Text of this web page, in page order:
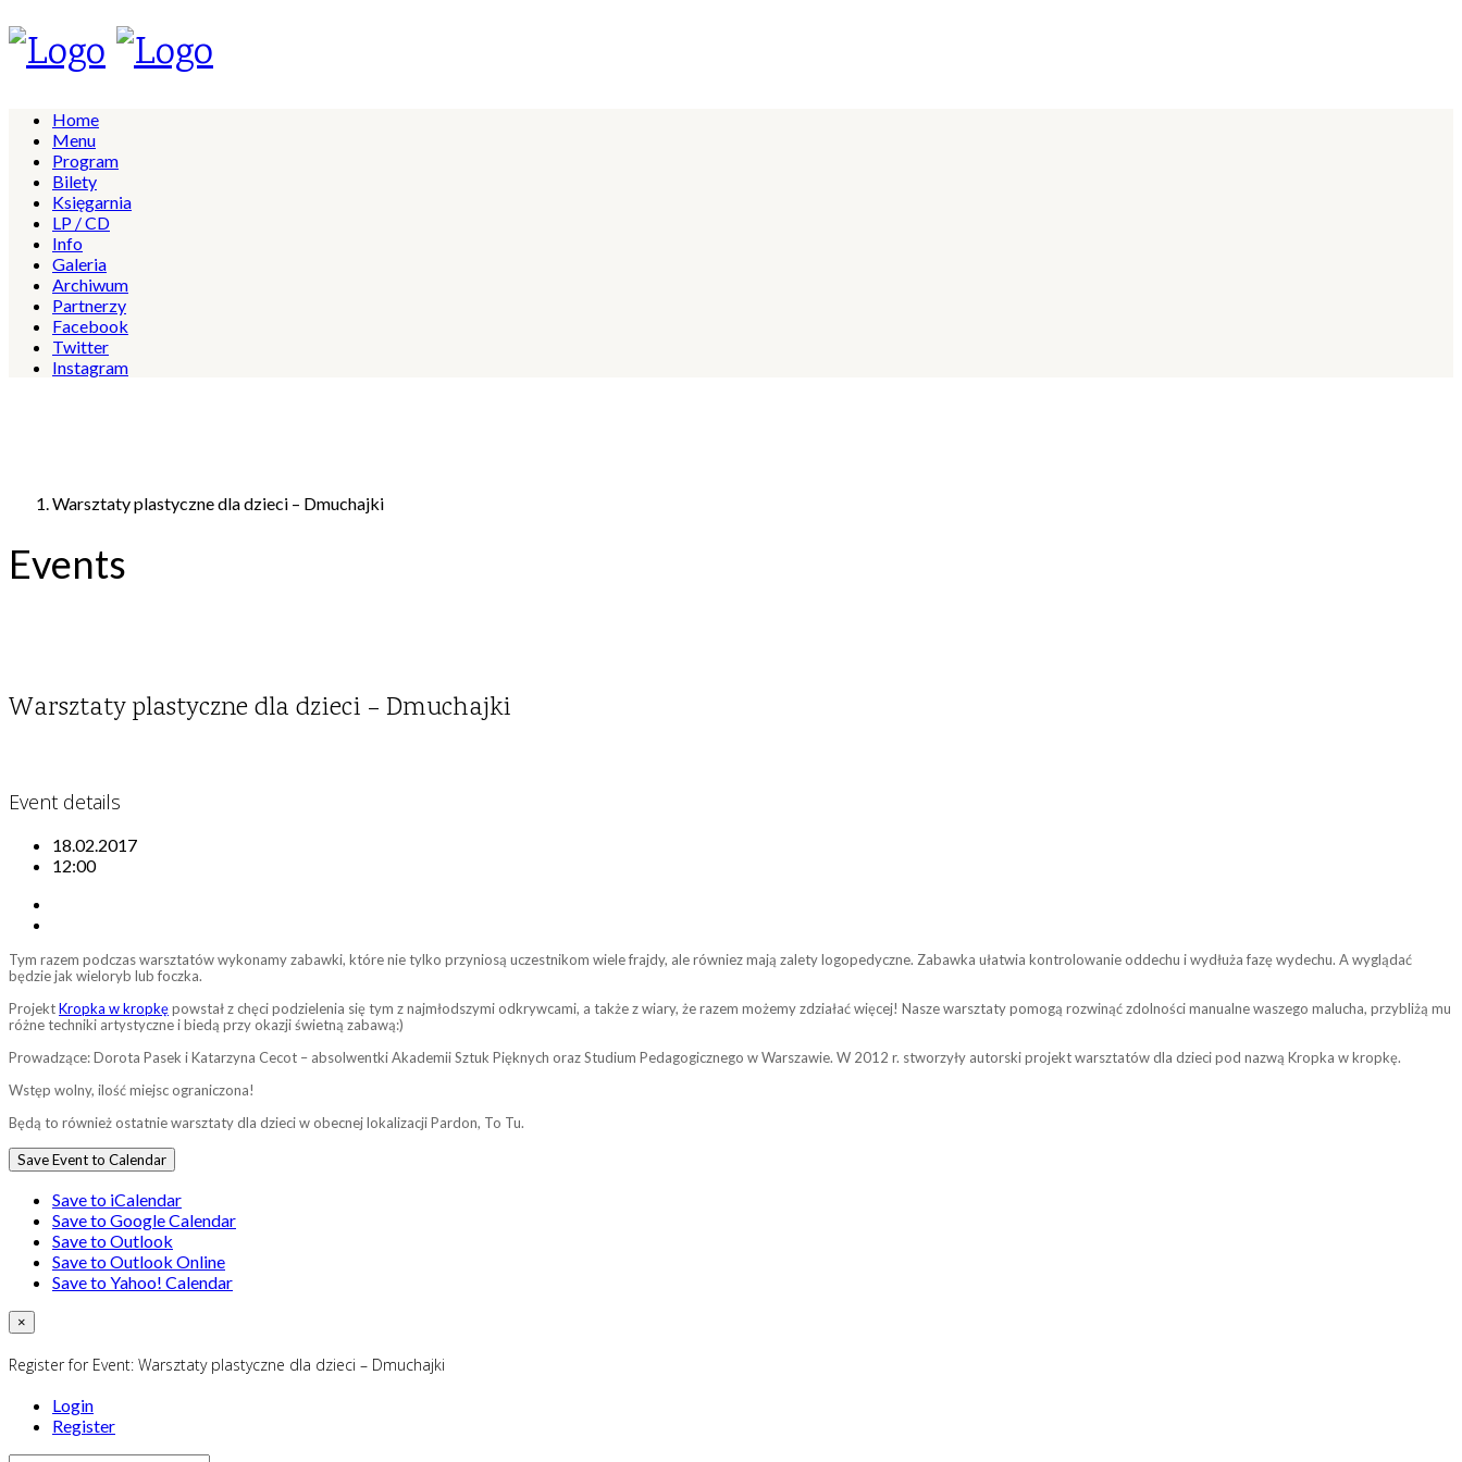
Home
Menu
Program
Bilety
Księgarnia
LP / CD
Info
Galeria
Archiwum
Partnerzy
Facebook
Twitter
Instagram
Warsztaty plastyczne dla dzieci – Dmuchajki
Events
Warsztaty plastyczne dla dzieci – Dmuchajki
Event details
18.02.2017
12:00
Tym razem podczas warsztatów wykonamy zabawki, które nie tylko przyniosą uczestnikom wiele frajdy, ale równiez mają zalety logopedyczne. Zabawka ułatwia kontrolowanie oddechu i wydłuża fazę wydechu. A wyglądać
będzie jak wieloryb lub foczka.
ProjektKropka w kropkępowstał z chęci podzielenia się tym z najmłodszymi odkrywcami, a także z wiary, że razem możemy zdziałać więcej! Nasze warsztaty pomogą rozwinąć zdolności manualne waszego malucha, przybliżą mu
różne techniki artystyczne i biedą przy okazji świetną zabawą:)
Prowadzące: Dorota Pasek i Katarzyna Cecot – absolwentki Akademii Sztuk Pięknych oraz Studium Pedagogicznego w Warszawie. W 2012 r. stworzyły autorski projekt warsztatów dla dzieci pod nazwą Kropka w kropkę.
Wstęp wolny, ilość miejsc ograniczona!
Będą to również ostatnie warsztaty dla dzieci w obecnej lokalizacji Pardon, To Tu.
Save Event to Calendar
Save to iCalendar
Save to Google Calendar
Save to Outlook
Save to Outlook Online
Save to Yahoo! Calendar
×
Register for Event: Warsztaty plastyczne dla dzieci – Dmuchajki
Login
Register